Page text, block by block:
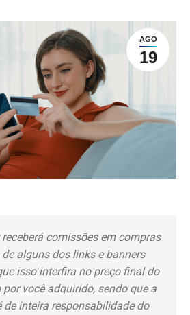
AGO
19
comissões em compras
alguns dos links e banners
isso interfira no preço final do
você adquirido, sendo que a
de inteira responsabilidade do